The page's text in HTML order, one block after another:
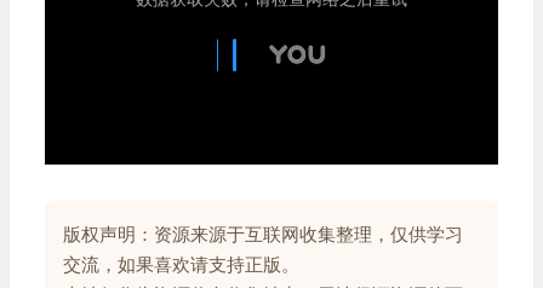
版权声明：资源来源于互联网收集整理，仅供学习
交流，如果喜欢请支持正版。